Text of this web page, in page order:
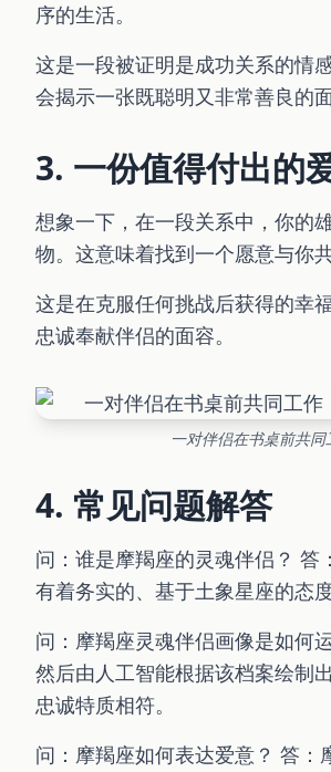
序的生活。
这是一段被证明是成功关系的情
会揭示一张既聪明又非常善良的面
3. 一份值得付出的
想象一下，在一段关系中，你的
物。这意味着找到一个愿意与你
这是在克服任何挑战后获得的幸
忠诚奉献伴侣的面容。
一对伴侣在书桌前共
4. 常见问题解答
问：谁是摩羯座的灵魂伴侣？
有着务实的、基于土象星座的态
问：摩羯座灵魂伴侣画像是如何
然后由人工智能根据该档案绘制
忠诚特质相符。
问：摩羯座如何表达爱意？ 答